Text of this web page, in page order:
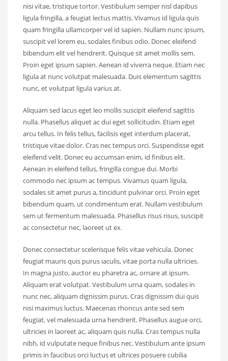
nisi vitae, tristique tortor. Vestibulum semper nisl dapibus
ligula fringilla, a feugiat lectus mattis. Vivamus id ligula quis
quam fringilla ullamcorper vel id sapien. Nullam nunc ipsum,
suscipit vel lorem eu, sodales finibus odio. Donec eleifend
bibendum elit vel hendrerit. Quisque sit amet mollis sem.
Proin eget ipsum sapien. Aenean id viverra neque. Etiam nec
ligula at nunc volutpat malesuada. Duis elementum sagittis
nunc, et volutpat ligula varius at.
Aliquam sed lacus eget leo mollis suscipit eleifend sagittis
nulla. Phasellus aliquet ac dui eget sollicitudin. Etiam eget
arcu tellus. In felis tellus, facilisis eget interdum placerat,
tristique vitae dolor. Cras nec tempus orci. Suspendisse eget
eleifend velit. Donec eu accumsan enim, id finibus elit.
Aenean in eleifend tellus, fringilla congue dui. Morbi
commodo nec ipsum ac tempus. Vivamus quam ligula,
sodales sit amet purus a, tincidunt pulvinar orci. Proin eget
bibendum quam, ut condimentum erat. Nullam vestibulum
sem ut fermentum malesuada. Phasellus risus risus, suscipit
ac consectetur nec, laoreet ut ex.
Donec consectetur scelerisque felis vitae vehicula. Donec
feugiat mauris quis purus iaculis, vitae porta nulla ultricies.
In magna justo, auctor eu pharetra ac, ornare at ipsum.
Aliquam erat volutpat. Vestibulum urna quam, sodales in
nunc nec, aliquam dignissim purus. Cras dignissim dui quis
nisi maximus luctus. Maecenas rhoncus ante sed sem
feugiat, vel malesuada urna hendrerit. Phasellus augue orci,
ultricies in laoreet ac, aliquam quis nulla. Cras tempus nulla
nibh, id vulputate neque finibus nec. Vestibulum ante ipsum
primis in faucibus orci luctus et ultrices posuere cubilia